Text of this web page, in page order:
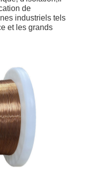
de
industriels tels
et les grands